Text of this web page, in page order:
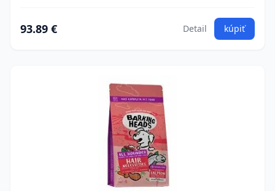
93.89 € Detail kúpiť